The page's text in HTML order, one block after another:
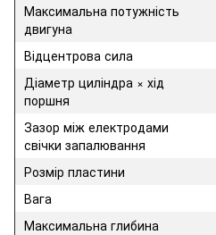
Максимальна потужність
двигуна
Відцентрова сила
Діаметр циліндра × хід
поршня
Зазор між електродами
свічки запалювання
Розмір пластини
Вага
Максимальна глибина